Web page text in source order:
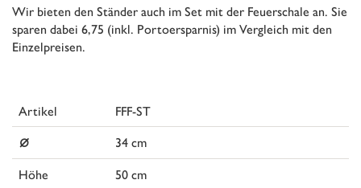
Wir bieten den Ständer auch im Set mit der Feuerschale an. Sie
sparen dabei 6,75 (inkl. Portoersparnis) im Vergleich mit den
Einzelpreisen.
Artikel FFF-ST
⌀
34 cm
Höhe
50 cm